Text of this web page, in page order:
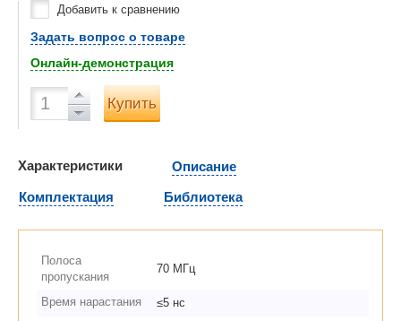
Добавить к сравнению
Задать вопрос о товаре
Онлайн-демонстрация
Купить
Характеристики
Описание
Комплектация
Библиотека
Полоса
пропускания
70 МГц
Время нарастания
≤5 нс